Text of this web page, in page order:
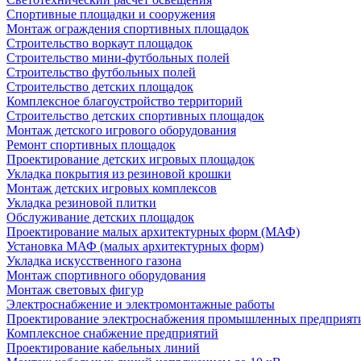
Спортивные площадки и сооружения
Монтаж ограждения спортивных площадок
Строительство воркаут площадок
Строительство мини-футбольных полей
Строительство футбольных полей
Строительство детских площадок
Комплексное благоустройство территорий
Строительство детских спортивных площадок
Монтаж детского игрового оборудования
Ремонт спортивных площадок
Проектирование детских игровых площадок
Укладка покрытия из резиновой крошки
Монтаж детских игровых комплексов
Укладка резиновой плитки
Обслуживание детских площадок
Проектирование малых архитектурных форм (МАФ)
Установка МАФ (малых архитектурных форм)
Укладка искусственного газона
Монтаж спортивного оборудования
Монтаж световых фигур
Электроснабжение и электромонтажные работы
Проектирование электроснабжения промышленных
Комплексное снабжение предприятий
Проектирование кабельных линий